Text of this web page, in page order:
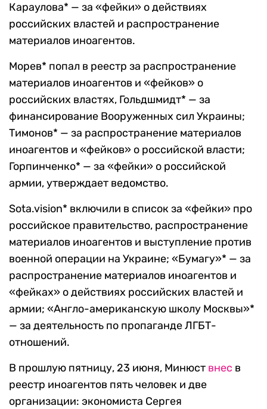
Караулова* — за «фейки» о действиях
российских властей и распространение
материалов иноагентов.
Морев* попал в реестр за распространение
материалов иноагентов и «фейков» о
российских властях, Гольдшмидт* — за
финансирование Вооруженных сил Украины;
Тимонов* — за распространение материалов
иноагентов и «фейков» о российской власти;
Горпинченко* — за «фейки» о российской
армии, утверждает ведомство.
Sota.vision* включили в список за «фейки» про
российское правительство, распространение
материалов иноагентов и выступление против
военной операции на Украине; «Бумагу»* — за
распространение материалов иноагентов и
«фейках» о действиях российских властей и
армии; «Англо-американскую школу Москвы»*
— за деятельность по пропаганде ЛГБТ-
отношений.
В прошлую пятницу, 23 июня, Минюст внес в
реестр иноагентов пять человек и две
организации: экономиста Сергея